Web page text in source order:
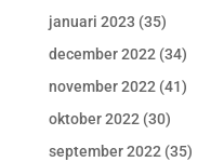
januari 2023 (35)
december 2022 (34)
november 2022 (41)
oktober 2022 (30)
september 2022 (35)